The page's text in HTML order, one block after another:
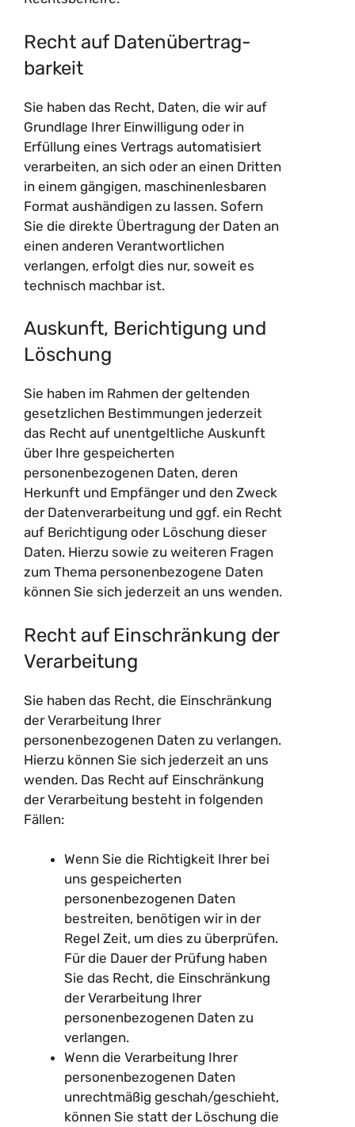
Recht auf Daten­übertrag­
barkeit
Sie haben das Recht, Daten, die wir auf
Grundlage Ihrer Einwilligung oder in
Erfüllung eines Vertrags automatisiert
verarbeiten, an sich oder an einen Dritten
in einem gängigen, maschinenlesbaren
Format aushändigen zu lassen. Sofern
Sie die direkte Übertragung der Daten an
einen anderen Verantwortlichen
verlangen, erfolgt dies nur, soweit es
technisch machbar ist.
Auskunft, Berichtigung und
Löschung
Sie haben im Rahmen der geltenden
gesetzlichen Bestimmungen jederzeit
das Recht auf unentgeltliche Auskunft
über Ihre gespeicherten
personenbezogenen Daten, deren
Herkunft und Empfänger und den Zweck
der Datenverarbeitung und ggf. ein Recht
auf Berichtigung oder Löschung dieser
Daten. Hierzu sowie zu weiteren Fragen
zum Thema personenbezogene Daten
können Sie sich jederzeit an uns wenden.
Recht auf Einschränkung der
Verarbeitung
Sie haben das Recht, die Einschränkung
der Verarbeitung Ihrer
personenbezogenen Daten zu verlangen.
Hierzu können Sie sich jederzeit an uns
wenden. Das Recht auf Einschränkung
der Verarbeitung besteht in folgenden
Fällen:
Wenn Sie die Richtigkeit Ihrer bei
uns gespeicherten
personenbezogenen Daten
bestreiten, benötigen wir in der
Regel Zeit, um dies zu überprüfen.
Für die Dauer der Prüfung haben
Sie das Recht, die Einschränkung
der Verarbeitung Ihrer
personenbezogenen Daten zu
verlangen.
Wenn die Verarbeitung Ihrer
personenbezogenen Daten
unrechtmäßig geschah/geschieht,
können Sie statt der Löschung die